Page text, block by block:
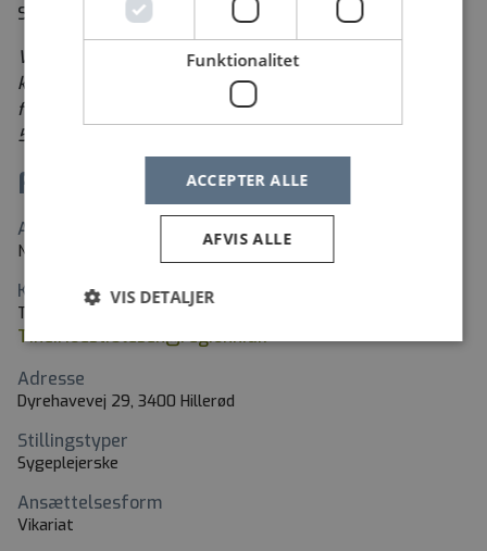
Send ansøgning og CV via linket her på siden
Vi tilknytter løbende nye vikarer. Du bliver kontaktet
kort tid efter vi har modtaget din ansøgning . Samtalen
finder sted i vores lokaler på Dyrehavevej 29, opgang
50B, plan 4., 3400 Hillerød.
Fakta
Arbejdssted
Nordsjællands Hospital
Kontaktperson
Tine Høst Olesen
Tine.Hoest.Olesen@regionh.dk
Adresse
Dyrehavevej 29, 3400 Hillerød
Stillingstyper
Sygeplejerske
Ansættelsesform
Vikariat
Funktionalitet
ACCEPTER ALLE
AFVIS ALLE
VIS DETALJER